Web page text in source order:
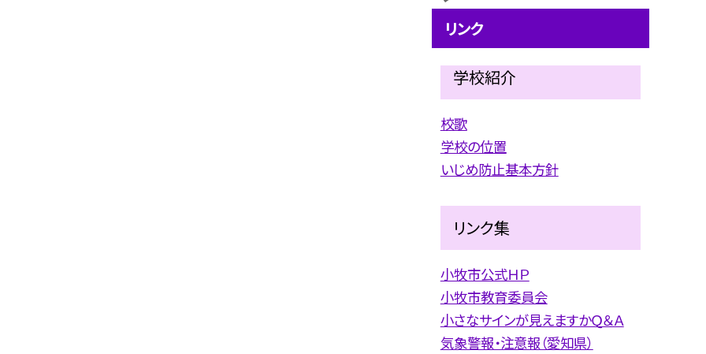
リンク
学校紹介
校歌
学校の位置
いじめ防止基本方針
リンク集
小牧市公式ＨＰ
小牧市教育委員会
小さなサインが見えますかＱ＆Ａ
気象警報・注意報（愛知県）